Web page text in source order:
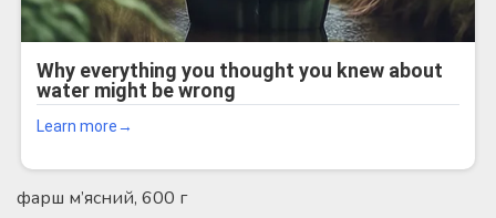
фарш м’ясний, 600 г